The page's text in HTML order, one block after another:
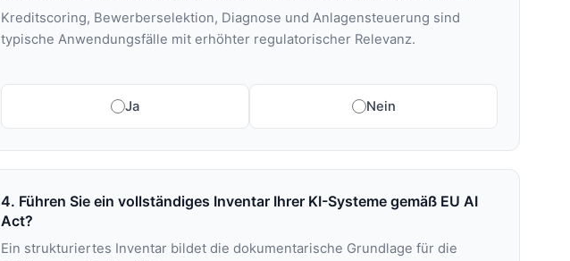
Kreditscoring, Bewerberselektion, Diagnose und Anlagensteuerung sind
typische Anwendungsfälle mit erhöhter regulatorischer Relevanz.
Ja Nein
4. Führen Sie ein vollständiges Inventar Ihrer KI-Systeme gemäß EU AI
Act?
Ein strukturiertes Inventar bildet die dokumentarische Grundlage für die